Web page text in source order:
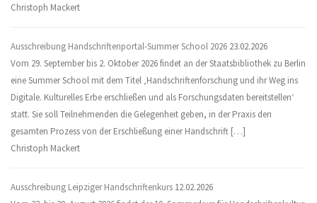
Christoph Mackert
Ausschreibung Handschriftenportal-Summer School 2026 23.02.2026
Vom 29. September bis 2. Oktober 2026 findet an der Staatsbibliothek zu Berlin
eine Summer School mit dem Titel ‚Handschriftenforschung und ihr Weg ins
Digitale. Kulturelles Erbe erschließen und als Forschungsdaten bereitstellen‘
statt. Sie soll Teilnehmenden die Gelegenheit geben, in der Praxis den
gesamten Prozess von der Erschließung einer Handschrift […]
Christoph Mackert
Ausschreibung Leipziger Handschriftenkurs 12.02.2026